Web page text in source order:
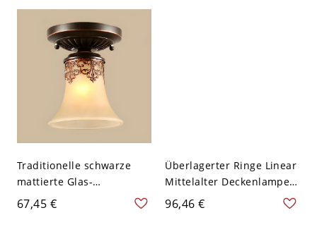
Wohnbereich - 110V-120V
Schwarz 3
Traditionelle schwarze
mattierte Glas-
Deckenleuchte - Ideal für
den Wohnbereich - 110V-
67,45 €
Überlagerter Ringe Linear
Mittelalter Deckenlampe
Rund Goldener Schirm
LED 1-Kopf Deckenleuchte
96,46 €